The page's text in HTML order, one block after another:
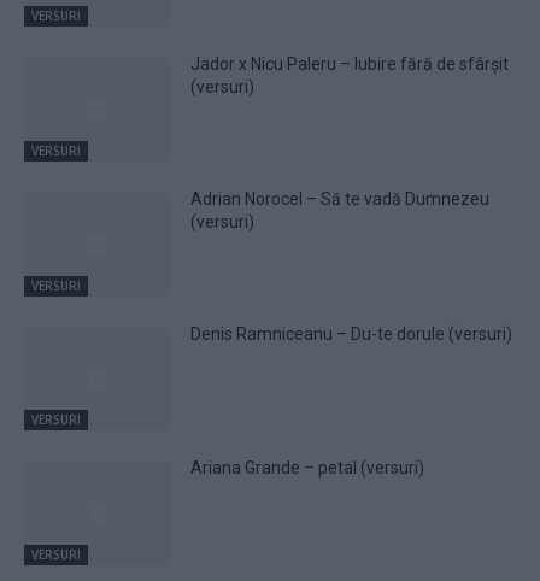
VERSURI
VERSURI
Jador x Nicu Paleru – Iubire fără de sfârșit
(versuri)
VERSURI
Adrian Norocel – Să te vadă Dumnezeu
(versuri)
VERSURI
Denis Ramniceanu – Du-te dorule (versuri)
VERSURI
Ariana Grande – petal (versuri)